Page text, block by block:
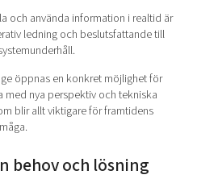
och använda information i realtid är
ledning och beslutsfattande till
öppnas en konkret möjlighet för
med nya perspektiv och tekniska
blir allt viktigare för framtidens
behov och lösning